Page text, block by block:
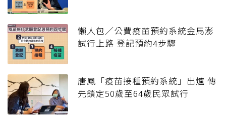
懶人包／公費疫苗預約系統金馬澎
試行上路 登記預約4步驟
唐鳳「疫苗接種預約系統」出爐 傳
先鎖定50歲至64歲民眾試行